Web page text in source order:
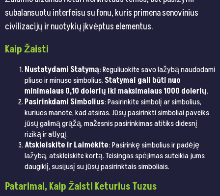
subalansuotu interfeisu su fonu, kuris primena senovinius
civilizacijų ir nuotykių įkvėptus elementus.
Kaip Žaisti
Nustatydami Statymą: Reguliuokite savo lažybą naudodami
pliuso ir minuso simbolius. Statymai gali būti nuo
minimalaus 0,10 dolerių iki maksimalaus 1000 dolerių.
Pasirinkdami Simbolius: Pasirinkite simbolį ar simbolius,
kuriuos manote, kad atsiras. Jūsų pasirinkti simboliai paveiks
jūsų galimą grąžą, mažesnis pasirinkimas atitiks didesnį
riziką ir atlygį.
Atskleiskite ir Laimėkite: Pasirinkę simbolius ir padėję
lažybą, atskleiskite kortą. Teisingas spėjimas suteikia jums
daugiklį, susijusį su jūsų pasirinktais simboliais.
Patarimai, Kaip Žaisti Keturius Tuzus